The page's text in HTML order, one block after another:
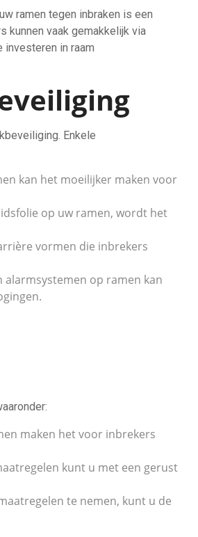
ramen tegen inbraken is een
kunnen vaak gemakkelijk via
investeren in raam
Enkele
kan het moeilijker maken voor
op uw ramen, wordt het
vormen die inbrekers
alarmsystemen op ramen kan
maken het voor inbrekers
kunt u met een gerust
te nemen, kunt u de